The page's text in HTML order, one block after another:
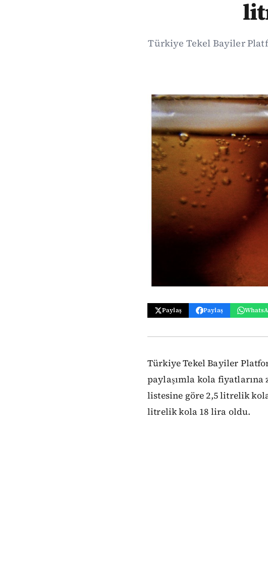
Türkiye Tekel Bayiler
Paylaş Paylaş
Türkiye Tekel Bayiler
paylaşımla kola fiyatlarına
listesine göre 2,5 litrelik
litrelik kola 18 lira oldu.